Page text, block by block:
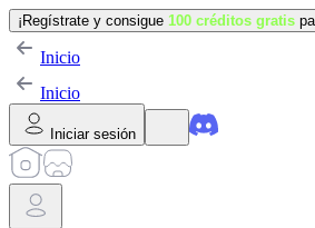
¡Regístrate y consigue 100 créditos gratis
Inicio
Inicio
Iniciar sesión